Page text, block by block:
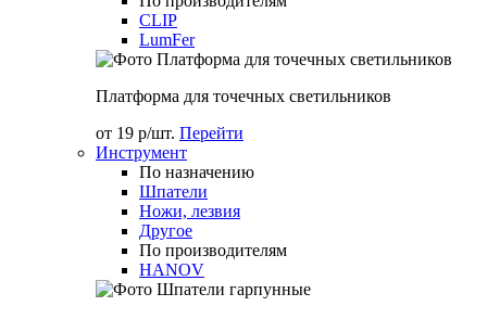
CLIP
LumFer
Платформа для точечных светильников
от 19 р/шт. Перейти
Инструмент
По назначению
Шпатели
Ножи, лезвия
Другое
По производителям
HANOV